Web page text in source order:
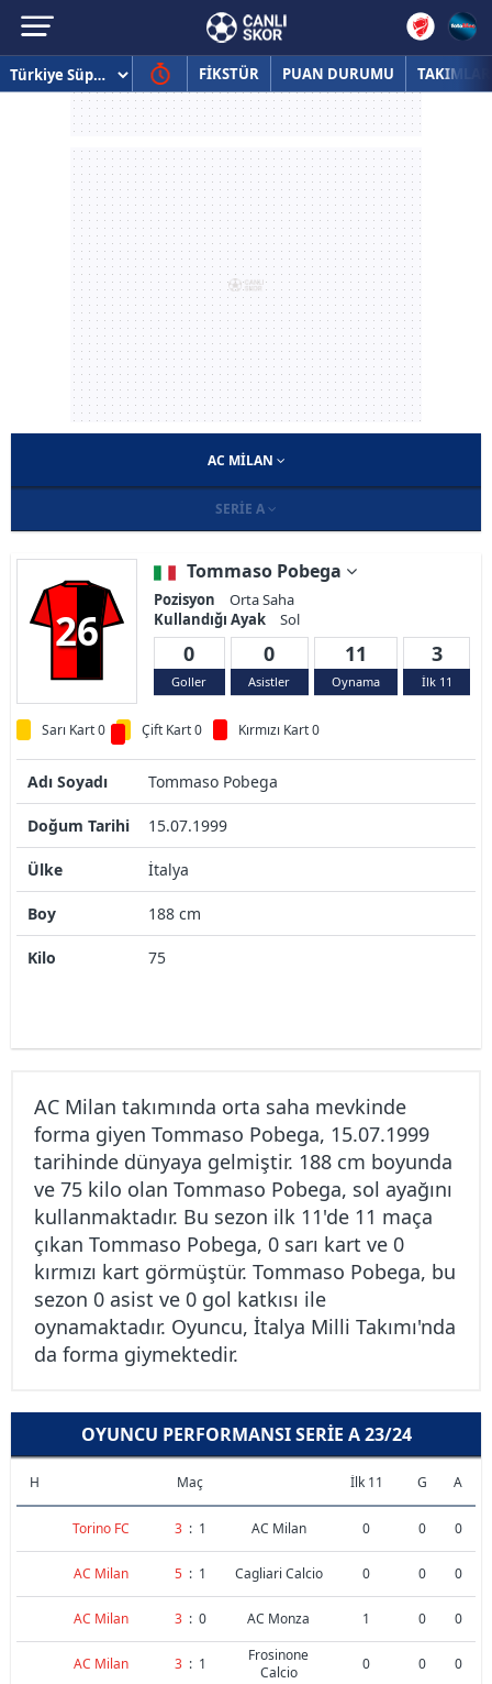
FİKSTÜR PUAN DURUMU TAKIMLAR
AC MILAN
SERIE A
26
Tommaso Pobega
Pozisyon
Orta Saha
Kullandığı Ayak
Sol
0
Goller
0
Asistler
11
Oynama
3
İlk 11
Sarı Kart 0 Çift Kart 0 Kırmızı Kart 0
Adı Soyadı Tommaso Pobega
Doğum Tarihi 15.07.1999
Ülke İtalya
Boy 188 cm
Kilo 75
AC Milan takımında orta saha mevkinde
forma giyen Tommaso Pobega, 15.07.1999
tarihinde dünyaya gelmiştir. 188 cm boyunda
ve 75 kilo olan Tommaso Pobega, sol ayağını
kullanmaktadır. Bu sezon ilk 11'de 11 maça
çıkan Tommaso Pobega, 0 sarı kart ve 0
kırmızı kart görmüştür. Tommaso Pobega, bu
sezon 0 asist ve 0 gol katkısı ile
oynamaktadır. Oyuncu, İtalya Milli Takımı'nda
da forma giymektedir.
OYUNCU PERFORMANSI SERIE A 23/24
H Maç İlk 11 G A
Torino FC 3 : 1 AC Milan 0 0 0
AC Milan 5 : 1 Cagliari Calcio 0 0 0
AC Milan 3 : 0 AC Monza 1 0 0
AC Milan 3 : 1
Frosinone
Calcio
0 0 0